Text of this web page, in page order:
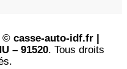
© casse-auto-idf.fr |
– 91520. Tous droits